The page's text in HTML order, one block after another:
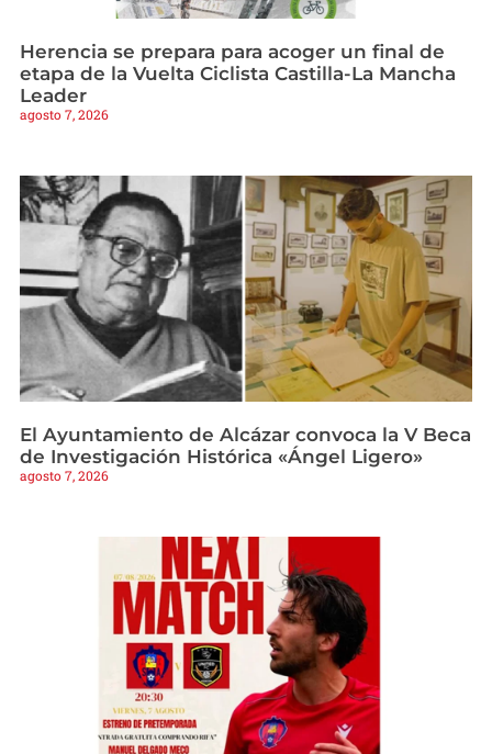
Herencia se prepara para acoger un final de
etapa de la Vuelta Ciclista Castilla-La Mancha
Leader
agosto 7, 2026
El Ayuntamiento de Alcázar convoca la V Beca
de Investigación Histórica «Ángel Ligero»
agosto 7, 2026